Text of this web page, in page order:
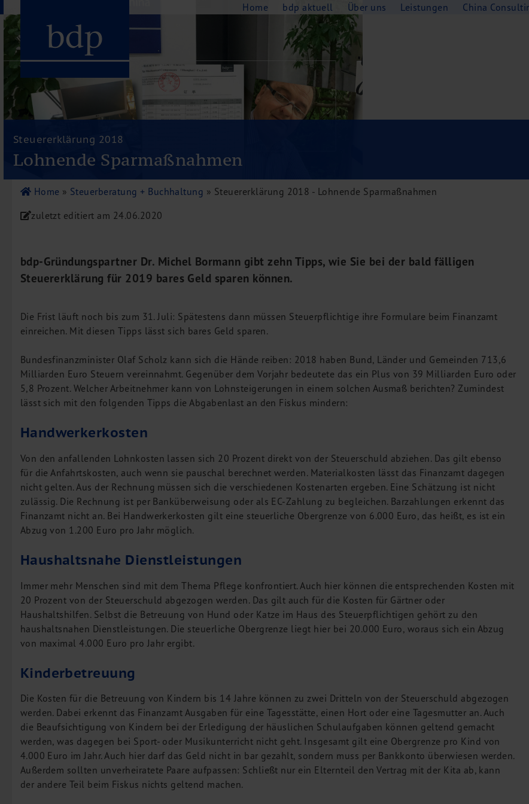
Hauptmenu
Home
Unternehmenswerte
Publikationen
Videos
Leistungen
Rechtsberatung
Wirtschaftsprüfung
Restrukturierung
M&A + Unternehmensnachfolge
Management Consulting
Unternehmensgründung
Finanz- und Lohnbuchhaltung
Wirtschaftsprüfung
Steuerberatung
Rechtsberatung
Unternehmensfinanzierung
Industrielle Dienstleistungen
Inbound Investments
Coaching
Team
Events
Kontakt
Steuererklärung 2018
Lohnende Sparmaßnahmen
Home » Steuerberatung + Buchhaltung » Steuererklärung 2018 - Lohnende Sparmaßnahmen
zuletzt editiert am 24.06.2020
bdp-Gründungspartner Dr. Michel Bormann gibt zehn Tipps, wie Sie bei der bald fälligen
Steuererklärung für 2019 bares Geld sparen können.
Die Frist läuft noch bis zum 31. Juli: Spätestens dann müssen Steuerpflichtige ihre Formulare beim Finanzamt
einreichen. Mit diesen Tipps lässt sich bares Geld sparen.
Bundesfinanzminister Olaf Scholz kann sich die Hände reiben: 2018 haben Bund, Länder und Gemeinden 713,6
Milliarden Euro Steuern vereinnahmt. Gegenüber dem Vorjahr bedeutete das ein Plus von 39 Milliarden Euro oder
5,8 Prozent. Welcher Arbeitnehmer kann von Lohnsteigerungen in einem solchen Ausmaß berichten? Zumindest
lässt sich mit den folgenden Tipps die Abgabenlast an den Fiskus mindern:
Handwerkerkosten
Von den anfallenden Lohnkosten lassen sich 20 Prozent direkt von der Steuerschuld abziehen. Das gilt ebenso
für die Anfahrtskosten, auch wenn sie pauschal berechnet werden. Materialkosten lässt das Finanzamt dagegen
nicht gelten. Aus der Rechnung müssen sich die verschiedenen Kostenarten ergeben. Eine Schätzung ist nicht
zulässig. Die Rechnung ist per Banküberweisung oder als EC-Zahlung zu begleichen. Barzahlungen erkennt das
Finanzamt nicht an. Bei Handwerkerkosten gilt eine steuerliche Obergrenze von 6.000 Euro, das heißt, es ist ein
Abzug von 1.200 Euro pro Jahr möglich.
Haushaltsnahe Dienstleistungen
Immer mehr Menschen sind mit dem Thema Pflege konfrontiert. Auch hier können die entsprechenden Kosten mit
20 Prozent von der Steuerschuld abgezogen werden. Das gilt auch für die Kosten für Gärtner oder
Haushaltshilfen. Selbst die Betreuung von Hund oder Katze im Haus des Steuerpflichtigen gehört zu den
haushaltsnahen Dienstleistungen. Die steuerliche Obergrenze liegt hier bei 20.000 Euro, woraus sich ein Abzug
von maximal 4.000 Euro pro Jahr ergibt.
Kinderbetreuung
Die Kosten für die Betreuung von Kindern bis 14 Jahre können zu zwei Dritteln von der Steuerschuld abgezogen
werden. Dabei erkennt das Finanzamt Ausgaben für eine Tagesstätte, einen Hort oder eine Tagesmutter an. Auch
die Beaufsichtigung von Kindern bei der Erledigung der häuslichen Schulaufgaben können geltend gemacht
werden, was dagegen bei Sport- oder Musikunterricht nicht geht. Insgesamt gilt eine Obergrenze pro Kind von
4.000 Euro im Jahr. Auch hier darf das Geld nicht in bar gezahlt, sondern muss per Bankkonto überwiesen werden.
Außerdem sollten unverheiratete Paare aufpassen: Schließt nur ein Elternteil den Vertrag mit der Kita ab, kann
der andere Teil beim Fiskus nichts geltend machen.
Home bdp aktuell Über uns Leistungen China